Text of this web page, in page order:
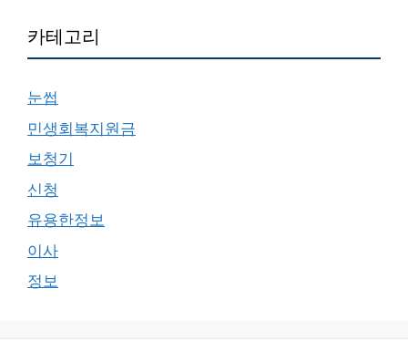
카테고리
눈썹
민생회복지원금
보청기
신청
유용한정보
이사
정보